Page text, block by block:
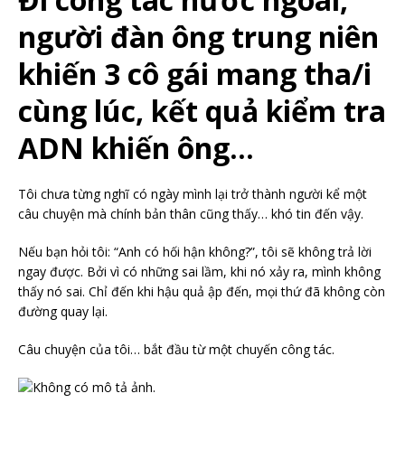
người đàn ông trung niên
khiến 3 cô gái mang tha/i
cùng lúc, kết quả kiểm tra
ADN khiến ông…
Tôi chưa từng nghĩ có ngày mình lại trở thành người kể một
câu chuyện mà chính bản thân cũng thấy… khó tin đến vậy.
Nếu bạn hỏi tôi: “Anh có hối hận không?”, tôi sẽ không trả lời
ngay được. Bởi vì có những sai lầm, khi nó xảy ra, mình không
thấy nó sai. Chỉ đến khi hậu quả ập đến, mọi thứ đã không còn
đường quay lại.
Câu chuyện của tôi… bắt đầu từ một chuyến công tác.